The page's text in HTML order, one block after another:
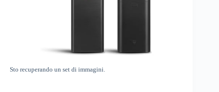
Sto recuperando un set di immagini.